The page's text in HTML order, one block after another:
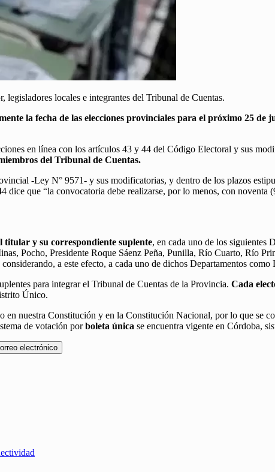
locales e integrantes del Tribunal de Cuentas.
la fecha de las elecciones provinciales para el próximo 25 de
en línea con los artículos 43 y 44 del Código Electoral y sus
del Tribunal de Cuentas.
-Ley N° 9571- y sus modificatorias, y dentro de los plazos
que “la convocatoria debe realizarse, por lo menos, con noventa
titular y su correspondiente suplente, en cada uno de los siguientes
Pocho, Presidente Roque Sáenz Peña, Punilla, Río Cuarto, Río
a este efecto, a cada uno de dichos Departamentos
para integrar el Tribunal de Cuentas de la Provincia. Cada
Único.
nuestra Constitución y en la Constitución Nacional, por lo que se
de votación porboleta única se encuentra vigente en Córdoba,
electrónico